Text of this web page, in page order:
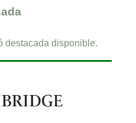
destacada disponible.